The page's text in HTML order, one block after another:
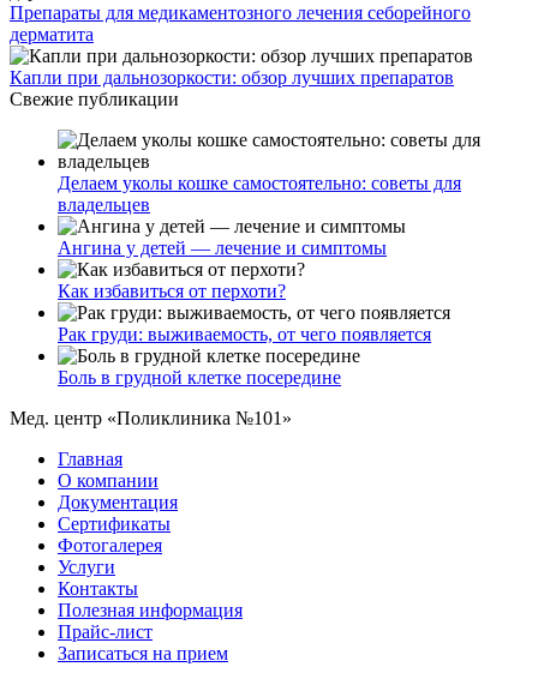
Препараты для медикаментозного лечения себорейного
дерматита
Капли при дальнозоркости: обзор лучших препаратов
Свежие публикации
Делаем уколы кошке самостоятельно: советы для
владельцев
Ангина у детей — лечение и симптомы
Как избавиться от перхоти?
Рак груди: выживаемость, от чего появляется
Боль в грудной клетке посередине
Мед. центр «Поликлиника №101»
Главная
О компании
Документация
Сертификаты
Фотогалерея
Услуги
Контакты
Полезная информация
Прайс-лист
Записаться на прием